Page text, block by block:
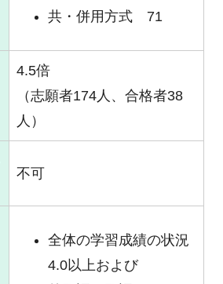
共・併用方式 71
4.5倍
（志願者174人、合格者38
人）
不可
全体の学習成績の状況
4.0以上および